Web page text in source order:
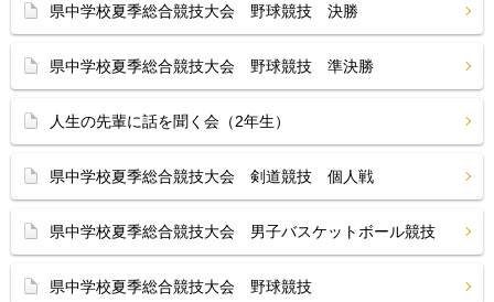
県中学校夏季総合競技大会 野球競技 決勝
県中学校夏季総合競技大会 野球競技 準決勝
人生の先輩に話を聞く会（2年生）
県中学校夏季総合競技大会 剣道競技 個人戦
県中学校夏季総合競技大会 男子バスケットボール競技
県中学校夏季総合競技大会 野球競技